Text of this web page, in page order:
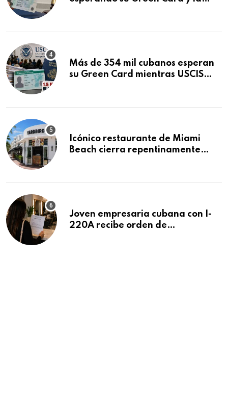
Más de 354 mil cubanos esperan
su Green Card mientras USCIS
Icónico restaurante de Miami
Beach cierra repentinamente
Joven empresaria cubana con I-
220A recibe orden de